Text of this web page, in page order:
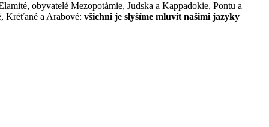
obyvatelé Mezopotámie, Judska a Kappadokie, Pontu a
Kréťané a Arabové: všichni je slyšíme mluvit našimi jazyky